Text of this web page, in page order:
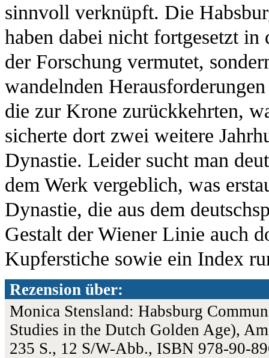
sinnvoll verknüpft. Die
haben dabei nicht fortgesetzt
der Forschung vermutet,
wandelnden
die zur Krone zurückkehrten,
sicherte dort zwei weitere
Dynastie. Leider sucht man
dem Werk vergeblich, was
Dynastie, die aus dem
Gestalt der Wiener Linie auch
Kupferstiche sowie ein Index
Rezension über:
Monica Stensland: Habsburg
Studies in the Dutch Golden Age),
235 S., 12 S/W-Abb., ISBN 978-90-